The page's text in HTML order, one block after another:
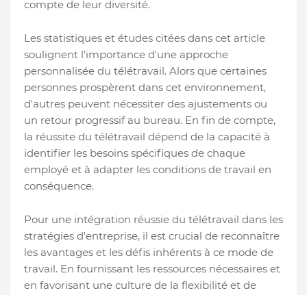
compte de leur diversité.
Les statistiques et études citées dans cet article
soulignent l'importance d'une approche
personnalisée du télétravail. Alors que certaines
personnes prospèrent dans cet environnement,
d'autres peuvent nécessiter des ajustements ou
un retour progressif au bureau. En fin de compte,
la réussite du télétravail dépend de la capacité à
identifier les besoins spécifiques de chaque
employé et à adapter les conditions de travail en
conséquence.
Pour une intégration réussie du télétravail dans les
stratégies d'entreprise, il est crucial de reconnaître
les avantages et les défis inhérents à ce mode de
travail. En fournissant les ressources nécessaires et
en favorisant une culture de la flexibilité et de